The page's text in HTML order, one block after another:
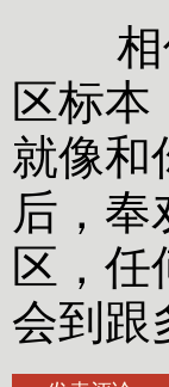
相信
区标
就像和
后，奉
区，
会到跟